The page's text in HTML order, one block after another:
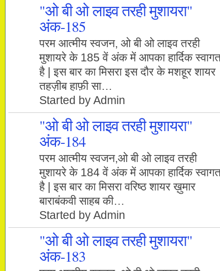
"ओ बी ओ लाइव तरही मुशायरा"
अंक-185
परम आत्मीय स्वजन, ओ बी ओ लाइव तरही
मुशायरे के 185 वें अंक में आपका हार्दिक
है | इस बार का मिसरा इस दौर के मशहूर शायर
तहज़ीब हाफ़ी सा…
Started by Admin
"ओ बी ओ लाइव तरही मुशायरा"
अंक-184
परम आत्मीय स्वजन,ओ बी ओ लाइव तरही
मुशायरे के 184 वें अंक में आपका हार्दिक
है | इस बार का मिसरा वरिष्ठ शायर ख़ुमार
बाराबंकवी साहब की…
Started by Admin
"ओ बी ओ लाइव तरही मुशायरा"
अंक-183